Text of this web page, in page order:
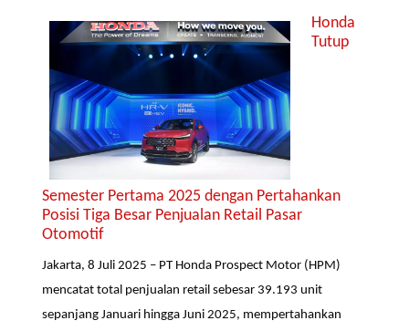
Honda
Tutup
Semester Pertama 2025 dengan Pertahankan
Posisi Tiga Besar Penjualan Retail Pasar
Otomotif
Jakarta, 8 Juli 2025 – PT Honda Prospect Motor (HPM)
mencatat total penjualan retail sebesar 39.193 unit
sepanjang Januari hingga Juni 2025, mempertahankan